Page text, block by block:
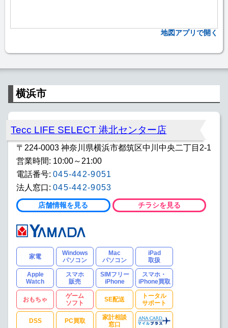
地図アプリで開く
横浜市
Tecc LIFE SELECT 港北センター店
〒224-0003 神奈川県横浜市都筑区中川中央二丁目2-1
営業時間: 10:00～21:00
電話番号: 045-442-9051
法人窓口: 045-442-9053
店舗情報を見る チラシを見る
家電
Windows
パソコン
Mac
パソコン
iPad
取扱
Apple
Watch
スマホ
販売
SIMフリー
iPhone
スマホ・
iPhone買取
おもちゃ
ゲーム
ソフト
SE配送
トータル
サポート
DSS PC買取
家計相談
窓口